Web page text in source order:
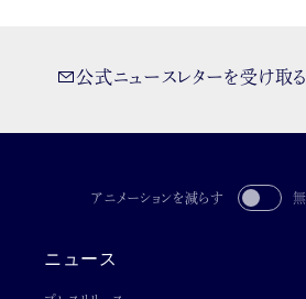
公式ニュースレターを受け取る
アニメーションを減らす
ニュース